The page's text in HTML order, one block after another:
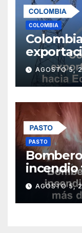
COLOMBIA
hacia
conflicto
AGOSTO 5,
PASTO
incendio
más de
Obonuco
AGOSTO 5,